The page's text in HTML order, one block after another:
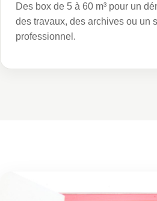
Des box de 5 à 60 m³ pour un
des travaux, des archives ou un
professionnel.